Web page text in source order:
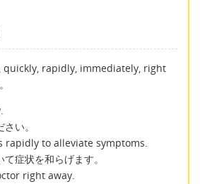
quickly, rapidly, immediately, right
い。
rapidly to alleviate symptoms.
症状を和らげます。
right away.